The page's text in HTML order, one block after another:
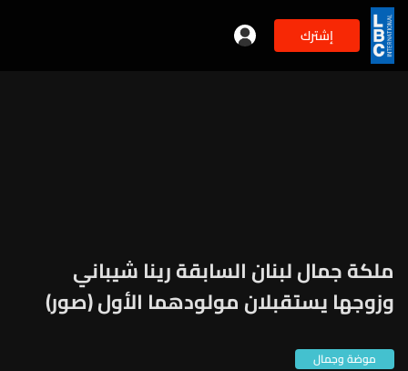
إشترك
ملكة جمال لبنان السابقة رينا شيباني
وزوجها يستقبلان مولودهما الأول (صور)
موضة وجمال